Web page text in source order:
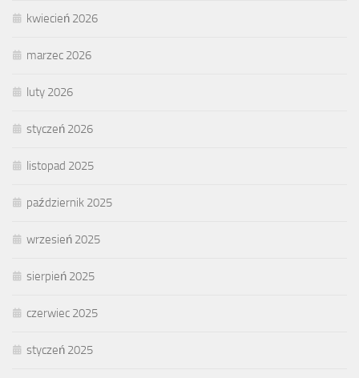
kwiecień 2026
marzec 2026
luty 2026
styczeń 2026
listopad 2025
październik 2025
wrzesień 2025
sierpień 2025
czerwiec 2025
styczeń 2025